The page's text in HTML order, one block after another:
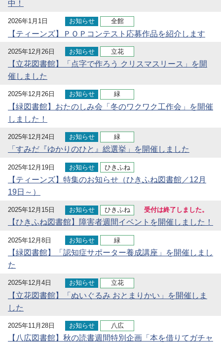
中！
2026年1月1日 お知らせ 全館
【ティーンズ】ＰＯＰコンテスト応募作品を紹介します
2025年12月26日 お知らせ 立花
【立花図書館】「点字で作ろう クリスマスリース」を開
催しました
2025年12月26日 お知らせ 緑
【緑図書館】おたのしみ会「冬のワクワク工作会」を開催
しました！
2025年12月24日 お知らせ 緑
「すみだ『ゆかりのひと』総選挙」を開催しました
2025年12月19日 お知らせ ひきふね
【ティーンズ】特集のお知らせ（ひきふね図書館／12月
19日～）
2025年12月15日 お知らせ ひきふね 受付は終了しました。
【ひきふね図書館】障害者週間イベントを開催しました！
2025年12月8日 お知らせ 緑
【緑図書館】「認知症サポーター養成講座」を開催しまし
た
2025年12月4日 お知らせ 立花
【立花図書館】「ぬいぐるみ おとまりかい」を開催しま
した
2025年11月28日 お知らせ 八広
【八広図書館】秋の読書週間特別企画「本を借りてガチャ